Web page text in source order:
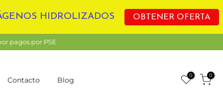
HIDROLIZADOS OBTENER OFERTA
Contacto Blog 0 0